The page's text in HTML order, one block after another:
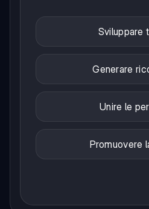
Sviluppare
Generare
Unire le
Promuovere